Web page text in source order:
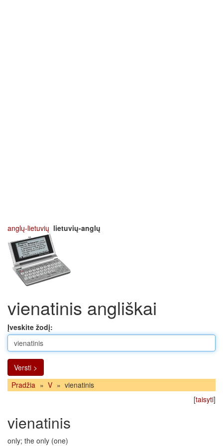
anglų-lietuvių lietuvių-anglų
vienatinis angliškai
Įveskite žodį:
Versti >
Pradžia » V » vienatinis
[taisyti]
vienatinis
only; the only (one)